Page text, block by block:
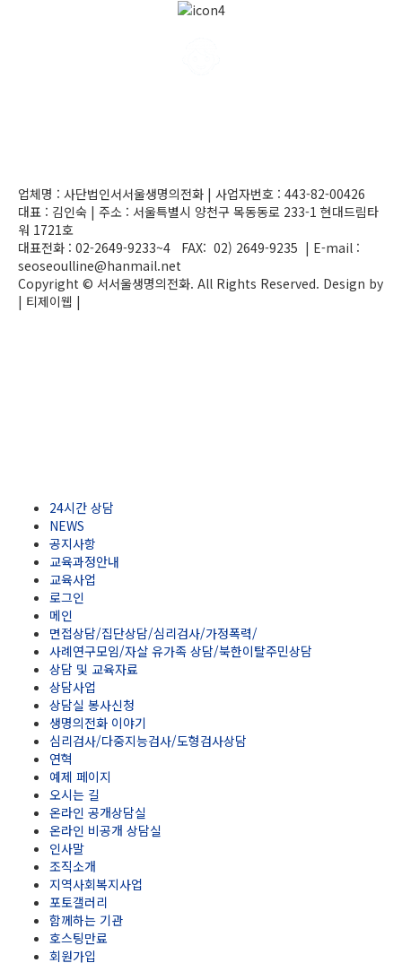
업체명 : 사단법인서서울생명의전화 | 사업자번호 : 443-82-00426
대표 : 김인숙 | 주소 : 서울특별시 양천구 목동동로 233-1 현대드림타
워 1721호
대표전화 : 02-2649-9233~4 FAX: 02) 2649-9235 | E-mail :
seoseoulline@hanmail.net
Copyright © 서서울생명의전화. All Rights Reserved. Design by
| 티제이웹 |
24시간 상담
NEWS
공지사항
교육과정안내
교육사업
로그인
메인
면접상담/집단상담/심리검사/가정폭력/
사례연구모임/자살 유가족 상담/북한이탈주민상담
상담 및 교육자료
상담사업
상담실 봉사신청
생명의전화 이야기
심리검사/다중지능검사/도형검사상담
연혁
예제 페이지
오시는 길
온라인 공개상담실
온라인 비공개 상담실
인사말
조직소개
지역사회복지사업
포토갤러리
함께하는 기관
호스팅만료
회원가입